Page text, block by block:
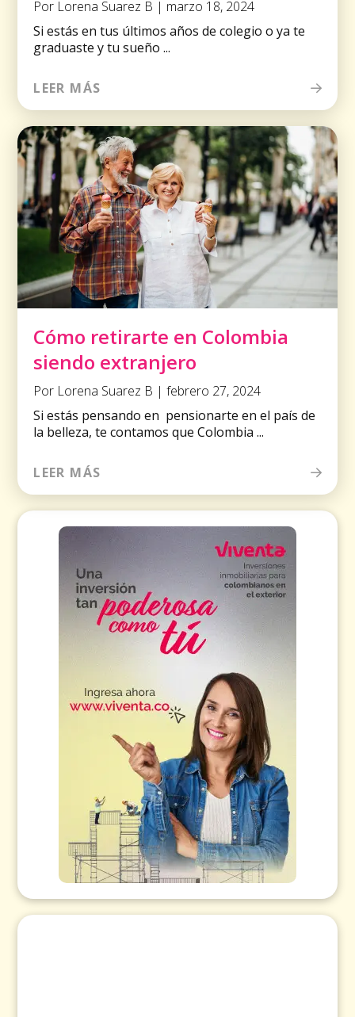
Por Lorena Suarez B | marzo 18, 2024
Si estás en tus últimos años de colegio o ya te
graduaste y tu sueño ...
LEER MÁS
Cómo retirarte en Colombia
siendo extranjero
Por Lorena Suarez B | febrero 27, 2024
Si estás pensando en pensionarte en el país de
la belleza, te contamos que Colombia ...
LEER MÁS